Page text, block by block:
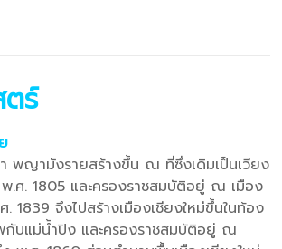
ตร์
พญามังรายสร้างขึ้น ณ ที่ซึ่งเดิมเป็นเวียง
.ศ. 1805 และครองราชสมบัติอยู่ ณ เมือง
1839 จึงไปสร้างเมืองเชียงใหม่ขึ้นในท้อง
กับแม่น้ำปิง และครองราชสมบัติอยู่ ณ